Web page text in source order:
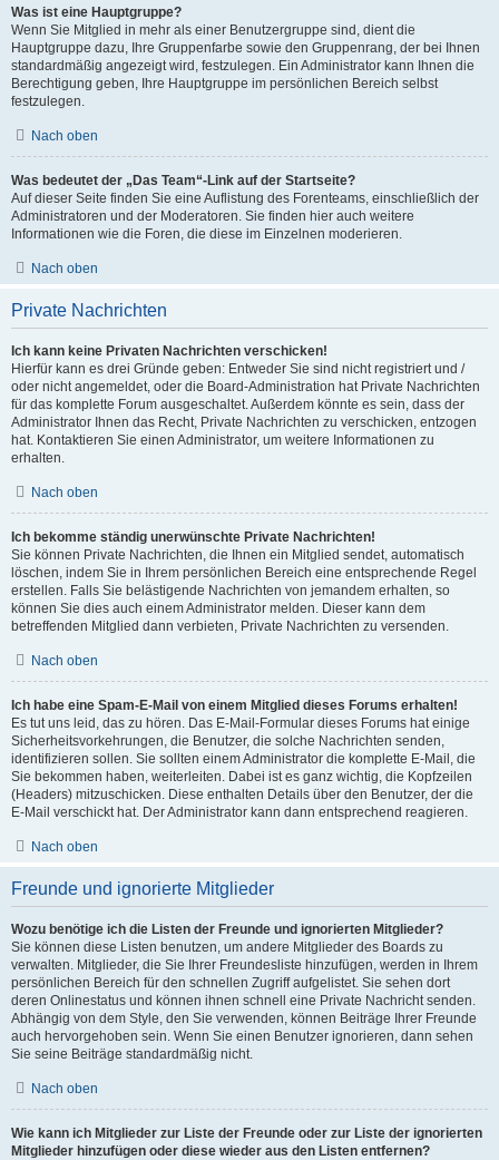
Was ist eine Hauptgruppe?
Wenn Sie Mitglied in mehr als einer Benutzergruppe sind, dient die
Hauptgruppe dazu, Ihre Gruppenfarbe sowie den Gruppenrang, der bei Ihnen
standardmäßig angezeigt wird, festzulegen. Ein Administrator kann Ihnen die
Berechtigung geben, Ihre Hauptgruppe im persönlichen Bereich selbst
festzulegen.
Nach oben
Was bedeutet der „Das Team“-Link auf der Startseite?
Auf dieser Seite finden Sie eine Auflistung des Forenteams, einschließlich der
Administratoren und der Moderatoren. Sie finden hier auch weitere
Informationen wie die Foren, die diese im Einzelnen moderieren.
Nach oben
Private Nachrichten
Ich kann keine Privaten Nachrichten verschicken!
Hierfür kann es drei Gründe geben: Entweder Sie sind nicht registriert und /
oder nicht angemeldet, oder die Board-Administration hat Private Nachrichten
für das komplette Forum ausgeschaltet. Außerdem könnte es sein, dass der
Administrator Ihnen das Recht, Private Nachrichten zu verschicken, entzogen
hat. Kontaktieren Sie einen Administrator, um weitere Informationen zu
erhalten.
Nach oben
Ich bekomme ständig unerwünschte Private Nachrichten!
Sie können Private Nachrichten, die Ihnen ein Mitglied sendet, automatisch
löschen, indem Sie in Ihrem persönlichen Bereich eine entsprechende Regel
erstellen. Falls Sie belästigende Nachrichten von jemandem erhalten, so
können Sie dies auch einem Administrator melden. Dieser kann dem
betreffenden Mitglied dann verbieten, Private Nachrichten zu versenden.
Nach oben
Ich habe eine Spam-E-Mail von einem Mitglied dieses Forums erhalten!
Es tut uns leid, das zu hören. Das E-Mail-Formular dieses Forums hat einige
Sicherheitsvorkehrungen, die Benutzer, die solche Nachrichten senden,
identifizieren sollen. Sie sollten einem Administrator die komplette E-Mail, die
Sie bekommen haben, weiterleiten. Dabei ist es ganz wichtig, die Kopfzeilen
(Headers) mitzuschicken. Diese enthalten Details über den Benutzer, der die
E-Mail verschickt hat. Der Administrator kann dann entsprechend reagieren.
Nach oben
Freunde und ignorierte Mitglieder
Wozu benötige ich die Listen der Freunde und ignorierten Mitglieder?
Sie können diese Listen benutzen, um andere Mitglieder des Boards zu
verwalten. Mitglieder, die Sie Ihrer Freundesliste hinzufügen, werden in Ihrem
persönlichen Bereich für den schnellen Zugriff aufgelistet. Sie sehen dort
deren Onlinestatus und können ihnen schnell eine Private Nachricht senden.
Abhängig von dem Style, den Sie verwenden, können Beiträge Ihrer Freunde
auch hervorgehoben sein. Wenn Sie einen Benutzer ignorieren, dann sehen
Sie seine Beiträge standardmäßig nicht.
Nach oben
Wie kann ich Mitglieder zur Liste der Freunde oder zur Liste der ignorierten
Mitglieder hinzufügen oder diese wieder aus den Listen entfernen?